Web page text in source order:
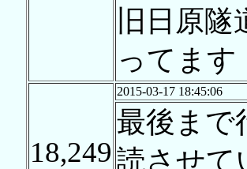
旧日原
ってます
18,249
2015-03-17 18:45:06
最後まで
読させて